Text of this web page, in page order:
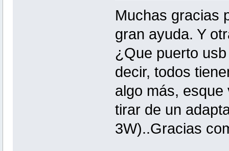
Muchas gracias
gran ayuda. Y
¿Que puerto
decir, todos
algo más,
tirar de un
3W)..Gracias